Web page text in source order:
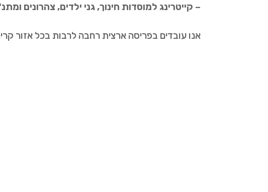
– קייטרינג למוסדות חינוך, גני ילדים, צהרונים
אנו עובדים בפריסה ארצית רחבה לרבות בכל אזור